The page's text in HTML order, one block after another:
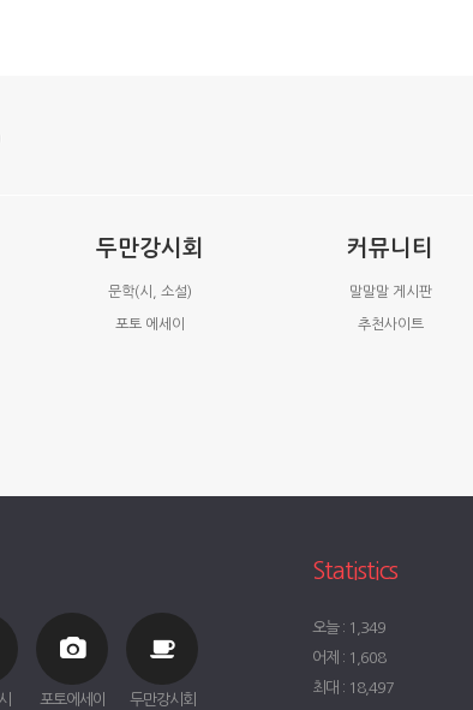
두만강시회
문학(시, 소설)
포토 에세이
커뮤니티
말말말 게시판
추천사이트
포토에세이 두만강시회
Statistics
오늘 : 1,349
어제 : 1,608
최대 : 18,497